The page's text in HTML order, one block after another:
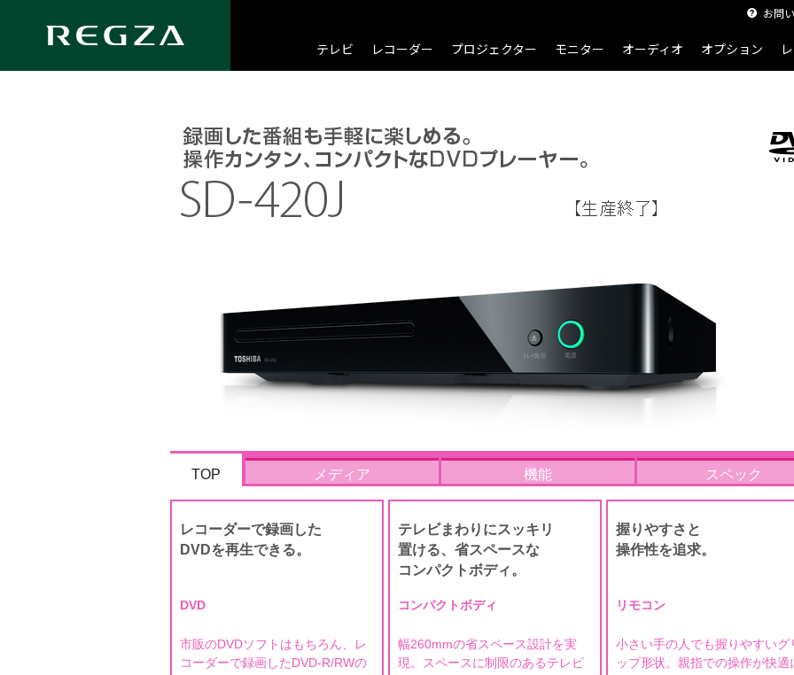
お問
テレビ レコーダー プロジェクター モニター オーディオ オプション
総合トップ レコーダー/プレーヤー TOP
TOP メディア 機能 スペック
レコーダーで録画した
DVDを再生できる。
DVD
市販のDVDソフトはもちろん、レ
コーダーで録画したDVD-R/RWの
テレビまわりにスッキリ
置ける、省スペースな
コンパクトボディ。
コンパクトボディ
幅260mmの省スペース設計を実
現。スペースに制限のあるテレビ
握りやすさと
操作性を追求。
リモコン
小さい手の人でも握りやすいグ
ップ形状。親指での操作が快適